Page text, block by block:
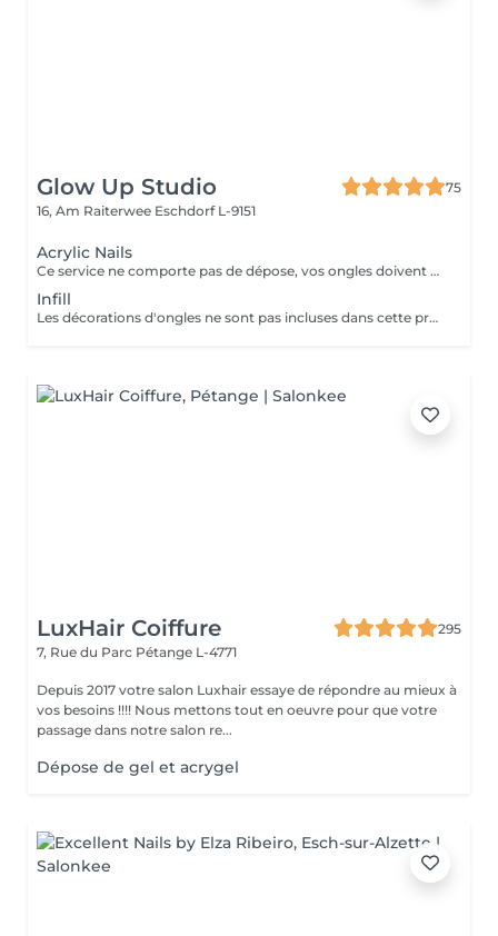
Glow Up Studio
75
16, Am Raiterwee Eschdorf L-9151
Acrylic Nails
Ce service ne comporte pas de dépose, vos ongles doivent être nu pour ce service si vos ongles nécessite une dépose veuillez choisir la "Dépose ancienne pose" merci. Les décorations d'ongles ne sont pas incluses dans cette prestation et doivent être réservées séparément!
Infill
Les décorations d'ongles ne sont pas incluses dans cette prestation et doivent être réservées séparément!
LuxHair Coiffure
295
7, Rue du Parc Pétange L-4771
Depuis 2017 votre salon Luxhair essaye de répondre au mieux à
vos besoins !!!! Nous mettons tout en oeuvre pour que votre
passage dans notre salon re...
Dépose de gel et acrygel